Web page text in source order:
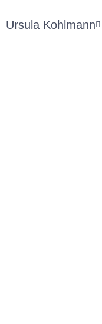
Ursula Kohlmann